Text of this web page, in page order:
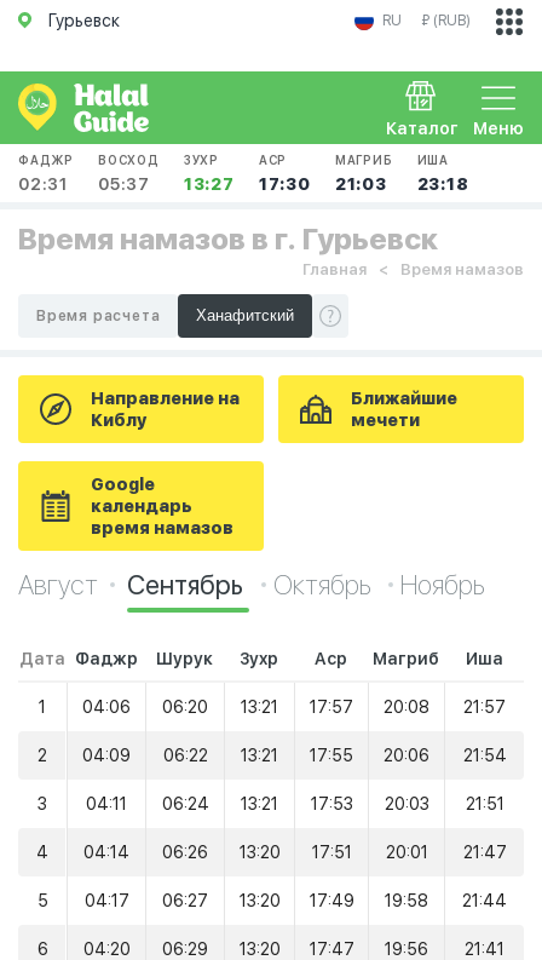
Гурьевск RU ₽ (RUB)
Меню
Каталог
ФАДЖР
02:31
ВОСХОД
05:37
ЗУХР
13:27
АСР
17:30
МАГРИБ
21:03
ИША
23:18
Время намазов в г. Гурьевск
Главная Время намазов
Время расчета
Направление на
Киблу
Ближайшие
мечети
Google
календарь
время намазов
Август Сентябрь Октябрь Ноябрь
Дата Фаджр Шурук Зухр Аср Магриб Иша
1 04:06 06:20 13:21 17:57 20:08 21:57
2 04:09 06:22 13:21 17:55 20:06 21:54
3 04:11 06:24 13:21 17:53 20:03 21:51
4 04:14 06:26 13:20 17:51 20:01 21:47
5 04:17 06:27 13:20 17:49 19:58 21:44
6 04:20 06:29 13:20 17:47 19:56 21:41